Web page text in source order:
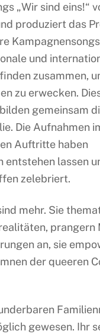
„Wir sind eins!“
produziert das
und
zusammen,
zu erwecken.
gemeinsam
Die Aufnahmen
Auftritte haben
entstehen lassen
zelebriert.
mehr. Sie
prangern
an, sie
der queeren
gewesen. Ihr